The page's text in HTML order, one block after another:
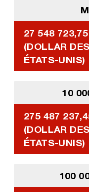
27 548
(DOLLAR DES
ÉTATS-UNIS)
10
275 487
(DOLLAR DES
ÉTATS-UNIS)
100